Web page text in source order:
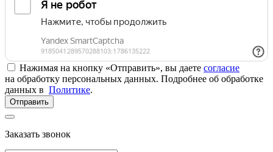
Нажимая на кнопку «Отправить», вы даете согласие
на обработку персональных данных. Подробнее об обработке
данных в Политике.
Отправить
Заказать звонок